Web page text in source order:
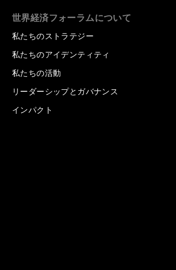
世界経済フォーラムについて
私たちのストラテジー
私たちのアイデンティティ
私たちの活動
リーダーシップとガバナンス
インパクト